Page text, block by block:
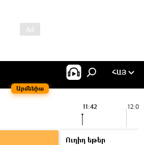
Արմենիա
ՀԱՅ
12:00
11:42
Ուղիղ եթեր